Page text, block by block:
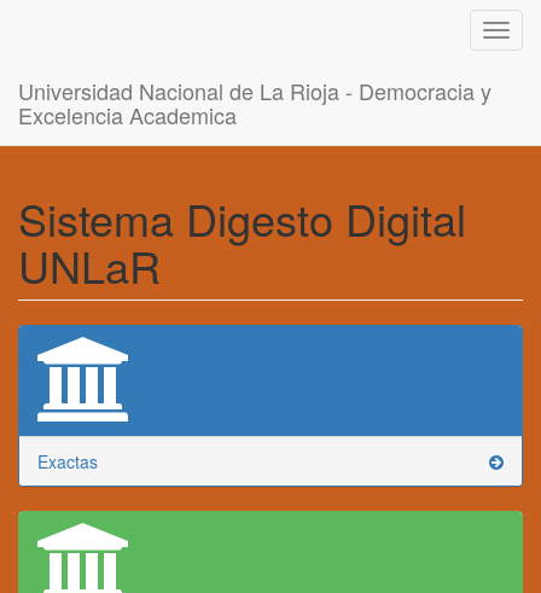
Universidad Nacional de La Rioja - Democracia y
Excelencia Academica
Sistema Digesto Digital
UNLaR
Exactas